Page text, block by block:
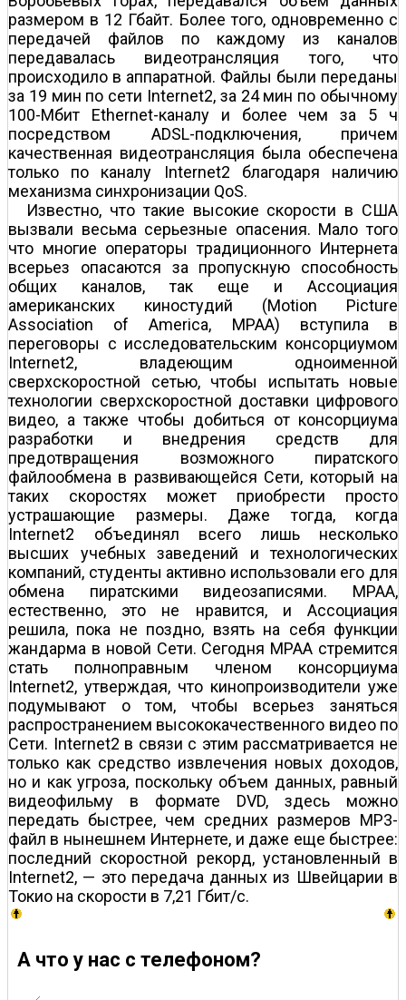
размером в 12 Гбайт. Более того, одновременно с
передачей файлов по каждому из каналов
передавалась видеотрансляция того, что
происходило в аппаратной. Файлы были переданы
за 19 мин по сети Internet2, за 24 мин по обычному
100-Мбит Ethernet-каналу и более чем за 5 ч
посредством ADSL-подключения, причем
качественная видеотрансляция была обеспечена
только по каналу Internet2 благодаря наличию
механизма синхронизации QoS.
Известно, что такие высокие скорости в США
вызвали весьма серьезные опасения. Мало того
что многие операторы традиционного Интернета
всерьез опасаются за пропускную способность
общих каналов, так еще и Ассоциация
американских киностудий (Motion Picture
Association of America, MPAA) вступила в
переговоры с исследовательским консорциумом
Internet2, владеющим одноименной
сверхскоростной сетью, чтобы испытать новые
технологии сверхскоростной доставки цифрового
видео, а также чтобы добиться от консорциума
разработки и внедрения средств для
предотвращения возможного пиратского
файлообмена в развивающейся Сети, который на
таких скоростях может приобрести просто
устрашающие размеры. Даже тогда, когда
Internet2 объединял всего лишь несколько
высших учебных заведений и технологических
компаний, студенты активно использовали его для
обмена пиратскими видеозаписями. MPAA,
естественно, это не нравится, и Ассоциация
решила, пока не поздно, взять на себя функции
жандарма в новой Сети. Сегодня MPAA стремится
стать полноправным членом консорциума
Internet2, утверждая, что кинопроизводители уже
подумывают о том, чтобы всерьез заняться
распространением высококачественного видео по
Сети. Internet2 в связи с этим рассматривается не
только как средство извлечения новых доходов,
но и как угроза, поскольку объем данных, равный
видеофильму в формате DVD, здесь можно
передать быстрее, чем средних размеров MP3-
файл в нынешнем Интернете, и даже еще быстрее:
последний скоростной рекорд, установленный в
Internet2, — это передача данных из Швейцарии в
Токио на скорости в 7,21 Гбит/с.
А что у нас с телефоном?